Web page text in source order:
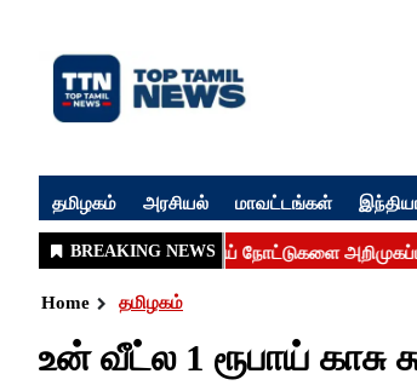
தமிழகம் அரசியல் மாவட்டங்கள்
Home தமிழகம்
உன் வீட்ல 1 ரூபாய் காசு